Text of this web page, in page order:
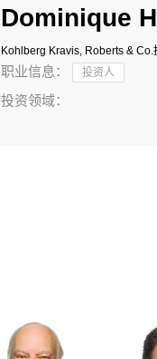
Dominique
Kohlberg Kravis, Roberts & Co.
职业信息： 投资人
投资领域：